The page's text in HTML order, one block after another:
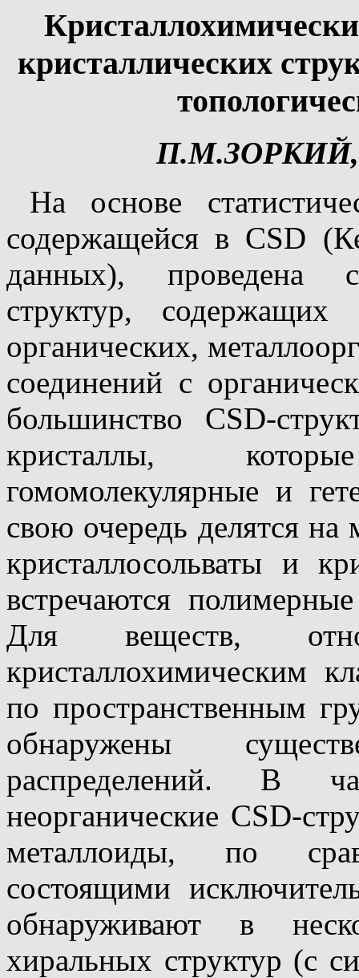
кристаллических
На основе
содержащейся в CSD
данных), проведена
структур, содержащих
органических,
соединений с
большинство CSD-
кристаллы,
гомомолекулярные и
свою очередь делятся
кристаллосольваты и
встречаются
Для веществ,
кристаллохимическим
по пространственным
обнаружены
распределений. В
неорганические CSD-
металлоиды, по
состоящими
обнаруживают в
хиральных структур (с